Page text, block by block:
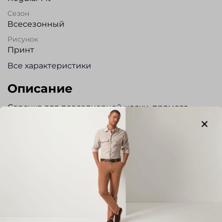
Сезон
Всесезонный
Рисунок
Принт
Все характеристики
Описание
Сорочка для повседневной носки, прямого
силуэта из высококачественного хлопка с
обработкой NON-IRON (ткань не требует
глажения). Воротник на пуговицах. Застежка на
планке. На спинке два защипа. Без кармана.
Регулируемый манжет. Прекрасно сочетается с
джинсами и брюками.